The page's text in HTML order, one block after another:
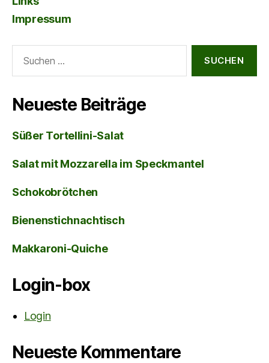
Impressum
nach:
Neueste Beiträge
Süßer Tortellini-Salat
Salat mit Mozzarella im Speckmantel
Schokobrötchen
Bienenstichnachtisch
Makkaroni-Quiche
Login-box
Login
Neueste Kommentare